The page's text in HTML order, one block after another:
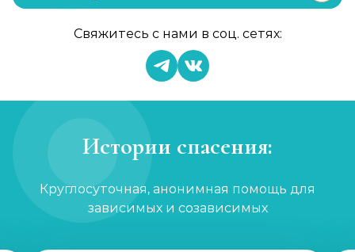
Скорая психиатрическая помощь
от 3 600 ₽ Записаться
Свяжитесь с нами в соц. сетях:
Истории спасения:
Круглосуточная, анонимная помощь для
зависимых и созависимых